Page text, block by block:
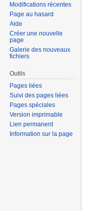
Modifications récentes
Page au hasard
Aide
Créer une nouvelle
page
Galerie des nouveaux
fichiers
Outils
Pages liées
Suivi des pages liées
Pages spéciales
Version imprimable
Lien permanent
Information sur la page